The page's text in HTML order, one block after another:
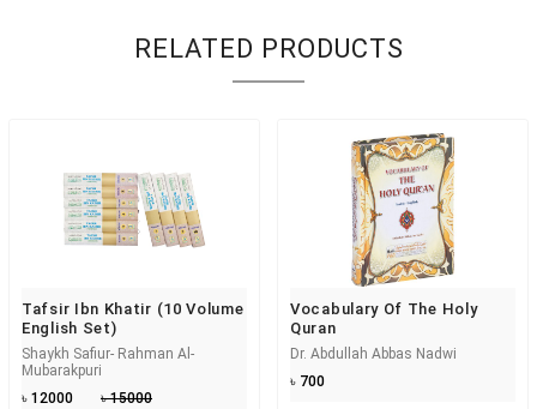
RELATED PRODUCTS
Tafsir Ibn Khatir (10 Volume
English Set)
Shaykh Safiur- Rahman Al-
Mubarakpuri
৳ 12000
৳ 15000
Vocabulary Of The Holy
Quran
Dr. Abdullah Abbas Nadwi
৳ 700